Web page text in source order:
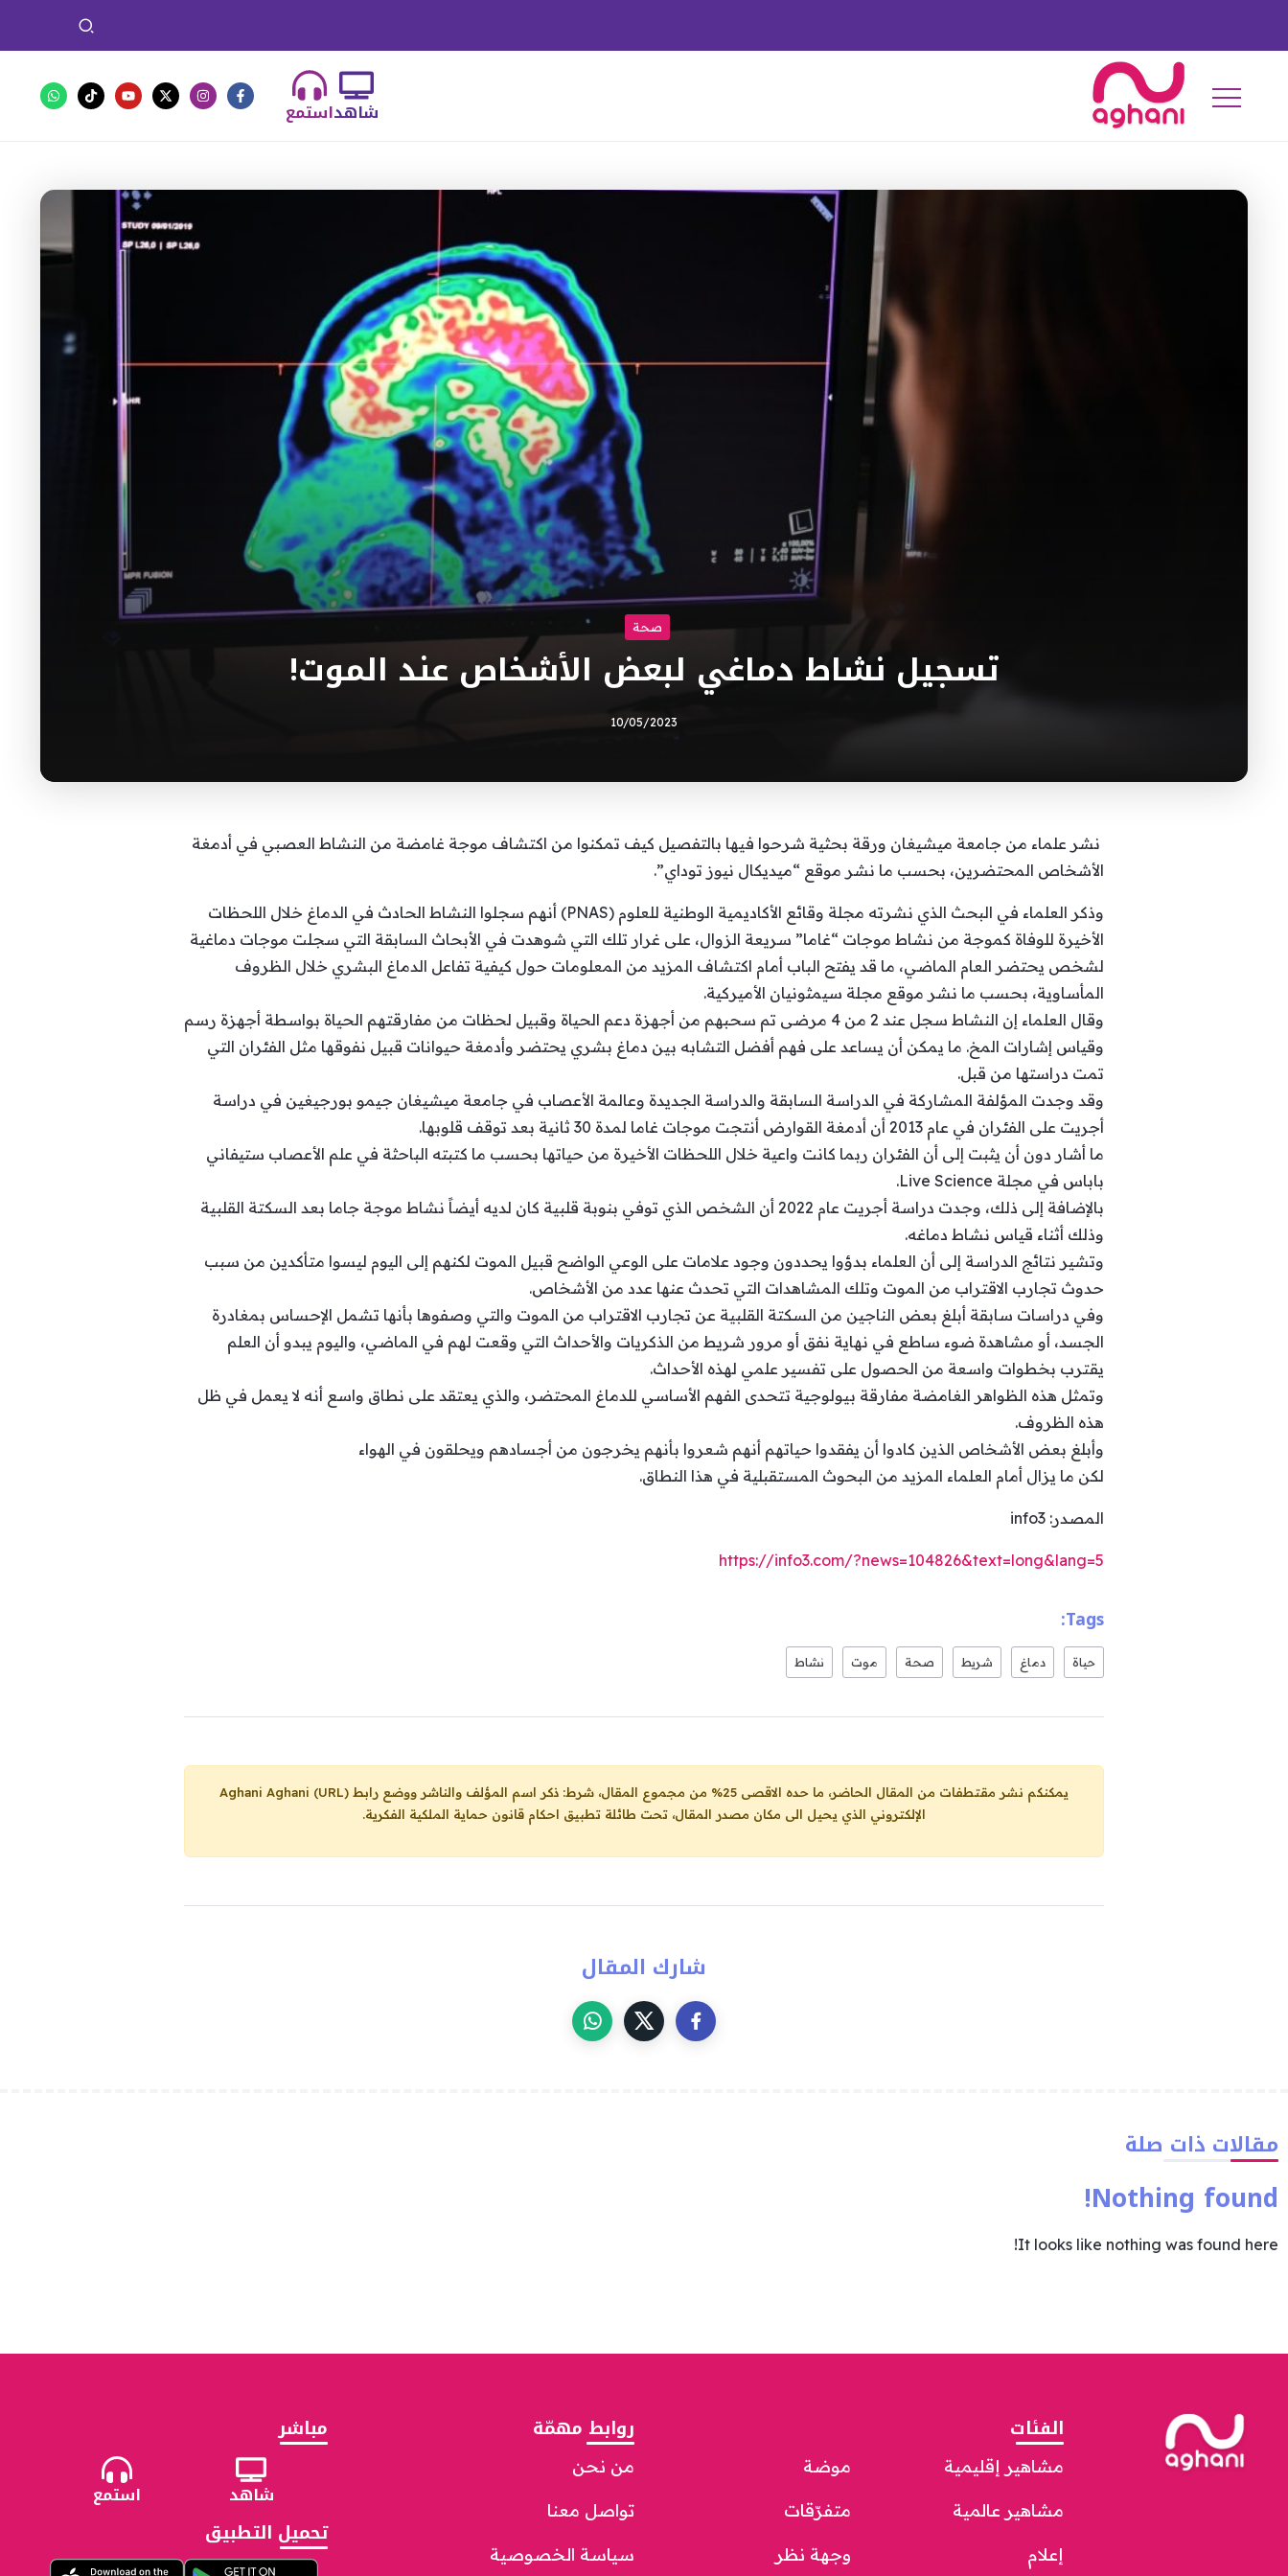
استمعشاهد
صحة
تسجيل نشاط دماغي لبعض الأشخاص عند الموت!
10/05/2023
نشر علماء من جامعة ميشيغان ورقة بحثية شرحوا فيها بالتفصيل كيف تمكنوا من اكتشاف موجة غامضة من النشاط العصبي في أدمغة
الأشخاص المحتضرين، بحسب ما نشر موقع “ميديكال نيوز توداي”.
وذكر العلماء في البحث الذي نشرته مجلة وقائع الأكاديمية الوطنية للعلوم (PNAS) أنهم سجلوا النشاط الحادث في الدماغ خلال اللحظات
الأخيرة للوفاة كموجة من نشاط موجات “غاما” سريعة الزوال، على غرار تلك التي شوهدت في الأبحاث السابقة التي سجلت موجات دماغية
لشخص يحتضر العام الماضي، ما قد يفتح الباب أمام اكتشاف المزيد من المعلومات حول كيفية تفاعل الدماغ البشري خلال الظروف
المأساوية، بحسب ما نشر موقع مجلة سيمثونيان الأميركية.
وقال العلماء إن النشاط سجل عند 2 من 4 مرضى تم سحبهم من أجهزة دعم الحياة وقبيل لحظات من مفارقتهم الحياة بواسطة أجهزة رسم
وقياس إشارات المخ. ما يمكن أن يساعد على فهم أفضل التشابه بين دماغ بشري يحتضر وأدمغة حيوانات قبيل نفوقها مثل الفئران التي
تمت دراستها من قبل.
وقد وجدت المؤلفة المشاركة في الدراسة السابقة والدراسة الجديدة وعالمة الأعصاب في جامعة ميشيغان جيمو بورجيغين في دراسة
أجريت على الفئران في عام 2013 أن أدمغة القوارض أنتجت موجات غاما لمدة 30 ثانية بعد توقف قلوبها.
ما أشار دون أن يثبت إلى أن الفئران ربما كانت واعية خلال اللحظات الأخيرة من حياتها بحسب ما كتبته الباحثة في علم الأعصاب ستيفاني
باباس في مجلة Live Science.
بالإضافة إلى ذلك، وجدت دراسة أجريت عام 2022 أن الشخص الذي توفي بنوبة قلبية كان لديه أيضاً نشاط موجة جاما بعد السكتة القلبية
وذلك أثناء قياس نشاط دماغه.
وتشير نتائج الدراسة إلى أن العلماء بدؤوا يحددون وجود علامات على الوعي الواضح قبيل الموت لكنهم إلى اليوم ليسوا متأكدين من سبب
حدوث تجارب الاقتراب من الموت وتلك المشاهدات التي تحدث عنها عدد من الأشخاص.
وفي دراسات سابقة أبلغ بعض الناجين من السكتة القلبية عن تجارب الاقتراب من الموت والتي وصفوها بأنها تشمل الإحساس بمغادرة
الجسد، أو مشاهدة ضوء ساطع في نهاية نفق أو مرور شريط من الذكريات والأحداث التي وقعت لهم في الماضي، واليوم يبدو أن العلم
يقترب بخطوات واسعة من الحصول على تفسير علمي لهذه الأحداث.
وتمثل هذه الظواهر الغامضة مفارقة بيولوجية تتحدى الفهم الأساسي للدماغ المحتضر، والذي يعتقد على نطاق واسع أنه لا يعمل في ظل
هذه الظروف.
وأبلغ بعض الأشخاص الذين كادوا أن يفقدوا حياتهم أنهم شعروا بأنهم يخرجون من أجسادهم ويحلقون في الهواء
لكن ما يزال أمام العلماء المزيد من البحوث المستقبلية في هذا النطاق.
المصدر: info3
https://info3.com/?news=104826&text=long&lang=5
Tags:
حياة دماغ شريط صحة موت نشاط
يمكنكم نشر مقتطفات من المقال الحاضر، ما حده الاقصى 25% من مجموع المقال، شرط: ذكر اسم المؤلف والناشر ووضع رابط
Aghani Aghani (URL)
الإلكتروني الذي يحيل الى مكان مصدر المقال، تحت طائلة تطبيق احكام قانون حماية الملكية الفكرية.
شارك المقال
مقالات ذات صلة
Nothing found!
It looks like nothing was found here!
الفئات
مشاهير إقليمية
مشاهير عالمية
إعلام
موضة
متفرّقات
وجهة نظر
روابط مهمّة
من نحن
تواصل معنا
سياسة الخصوصية
مباشر
شاهد استمع
تحميل التطبيق